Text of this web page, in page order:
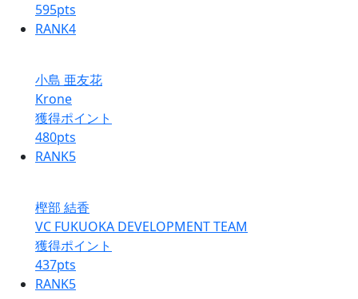
595pts
RANK4
小島 亜友花
Krone
獲得ポイント
480pts
RANK5
樫部 結香
VC FUKUOKA DEVELOPMENT TEAM
獲得ポイント
437pts
RANK5